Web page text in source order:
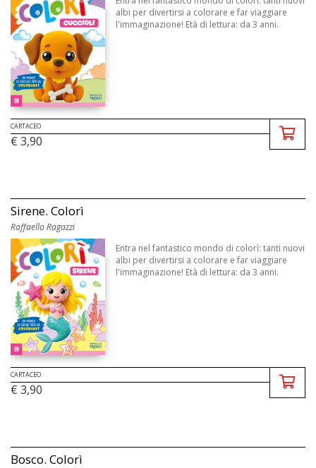
albi per divertirsi a colorare e far viaggiare
l'immaginazione! Età di lettura: da 3 anni.
CARTACEO
€ 3,90
Sirene. Colorì
Raffaello Ragazzi
Entra nel fantastico mondo di colorì: tanti nuovi
albi per divertirsi a colorare e far viaggiare
l'immaginazione! Età di lettura: da 3 anni.
CARTACEO
€ 3,90
Bosco. Colorì